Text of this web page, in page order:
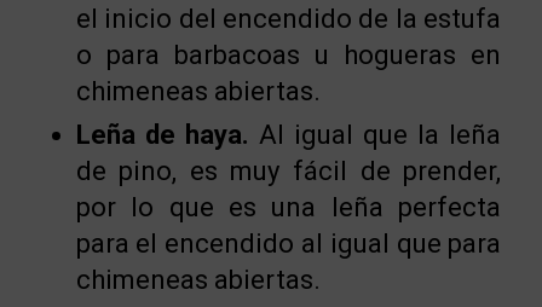
el inicio del encendido de la estufa
o para barbacoas u hogueras en
chimeneas abiertas.
Leña de haya. Al igual que la leña
de pino, es muy fácil de prender,
por lo que es una leña perfecta
para el encendido al igual que para
chimeneas abiertas.